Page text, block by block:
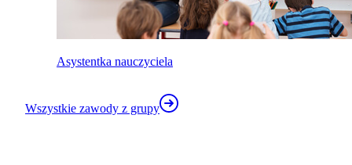
Asystentka nauczyciela
Wszystkie zawody z grupy